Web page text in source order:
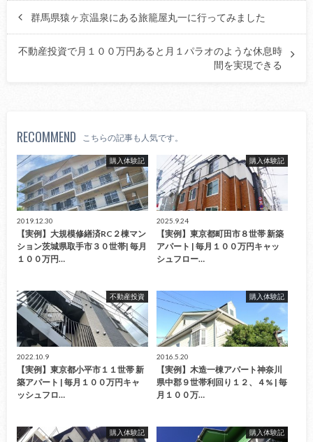
群馬県猿ヶ京温泉にある旅籠屋丸一に行ってみました
不動産投資で月１００万円あると月１パラオのような休息時
間を実現できる
RECOMMEND こちらの記事も人気です。
購入体験記
2019.12.30
【実例】大規模修繕済RC２棟マン
ション茨城県取手市３０世帯| 毎月
１００万円…
購入体験記
2025.9.24
【実例】東京都町田市８世帯 新築
アパート | 毎月１００万円キャッ
シュフロー…
不動産投資
2022.10.9
【実例】東京都小平市１１世帯 新
築アパート | 毎月１００万円キャ
ッシュフロ…
購入体験記
2016.5.20
【実例】木造一棟アパート神奈川
県中郡９世帯利回り１２、４% | 毎
月１００万…
購入体験記 購入体験記